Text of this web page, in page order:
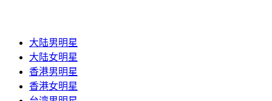
大陆男明星
大陆女明星
香港男明星
香港女明星